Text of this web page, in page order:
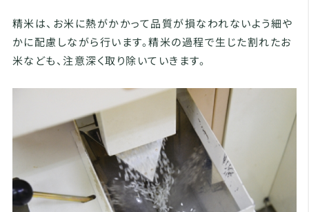
精米は、お米に熱がかかって品質が損なわれないよう細や
かに配慮しながら行います。精米の過程で生じた割れたお
米なども、注意深く取り除いていきます。